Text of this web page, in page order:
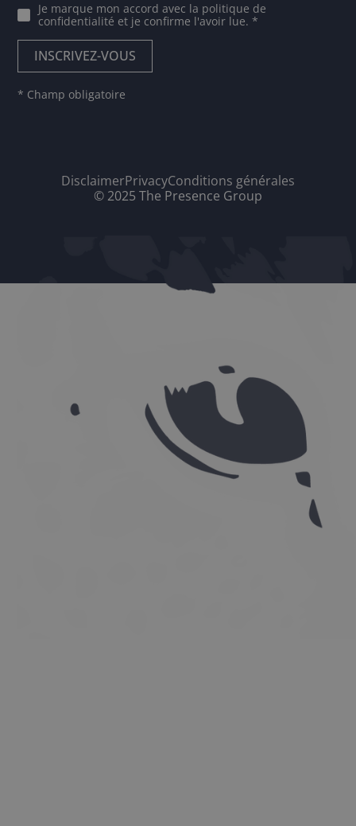
Je marque mon accord avec la politique de
confidentialité et je confirme l'avoir lue. *
* Champ obligatoire
DisclaimerPrivacyConditions générales
© 2025 The Presence Group